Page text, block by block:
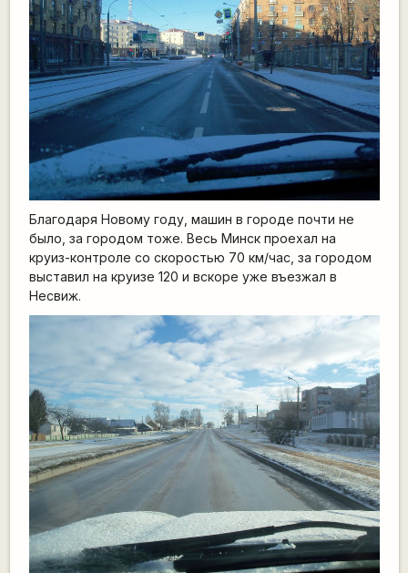
Благодаря Новому году, машин в городе почти не
было, за городом тоже. Весь Минск проехал на
круиз-контроле со скоростью 70 км/час, за городом
выставил на круизе 120 и вскоре уже въезжал в
Несвиж.